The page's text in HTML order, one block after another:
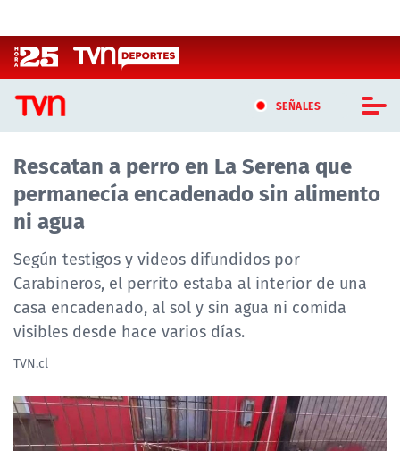
SEÑALES
CASTING MASTERCHEF CHILE
CASTING TVN VERTICAL
TVN VERTICAL
TVN PLAY
PROGRAMAS
NTV
Rescatan a perro en La Serena que
permanecía encadenado sin alimento
ni agua
Según testigos y videos difundidos por
Carabineros, el perrito estaba al interior de una
casa encadenado, al sol y sin agua ni comida
visibles desde hace varios días.
TVN.cl